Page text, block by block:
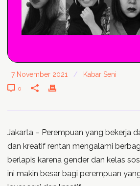
7 November 2021 / Kabar Seni
0
Jakarta – Perempuan yang bekerja
dan kreatif rentan mengalami
berlapis karena gender dan kelas
ini makin besar bagi perempuan